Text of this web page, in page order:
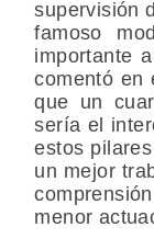
supervisión
famoso
importante
comentó en
que un
sería el
estos
un mejor
menor